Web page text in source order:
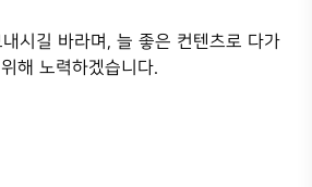
시길 바라며, 늘 좋은 컨텐츠로 다가
해 노력하겠습니다.